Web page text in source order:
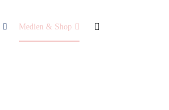
Medien & Shop